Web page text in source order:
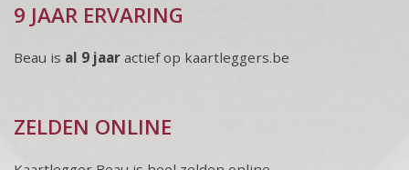
9 JAAR ERVARING
Beau is al 9 jaar actief op kaartleggers.be
ZELDEN ONLINE